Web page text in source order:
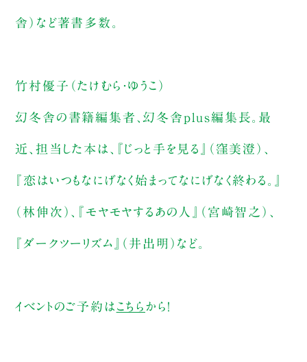
舎）など著書多数。
竹村優子（たけむら・ゆうこ）
幻冬舎の書籍編集者、幻冬舎plus編集長。最
近、担当した本は、『じっと手を見る』（窪美澄）、
『恋はいつもなにげなく始まってなにげなく終わる。』
（林伸次）、『モヤモヤするあの人』（宮崎智之）、
『ダークツーリズム』（井出明）など。
イベントのご予約は こちら から！